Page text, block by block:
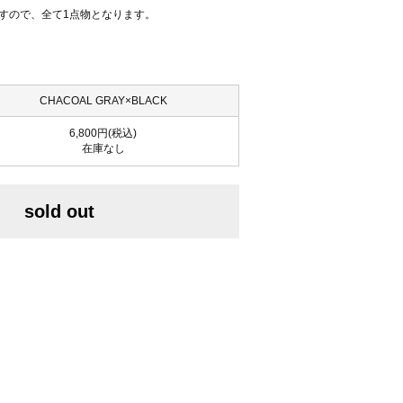
ので、全て1点物となります。
CHACOAL GRAY×BLACK
6,800円(税込)
在庫なし
sold out